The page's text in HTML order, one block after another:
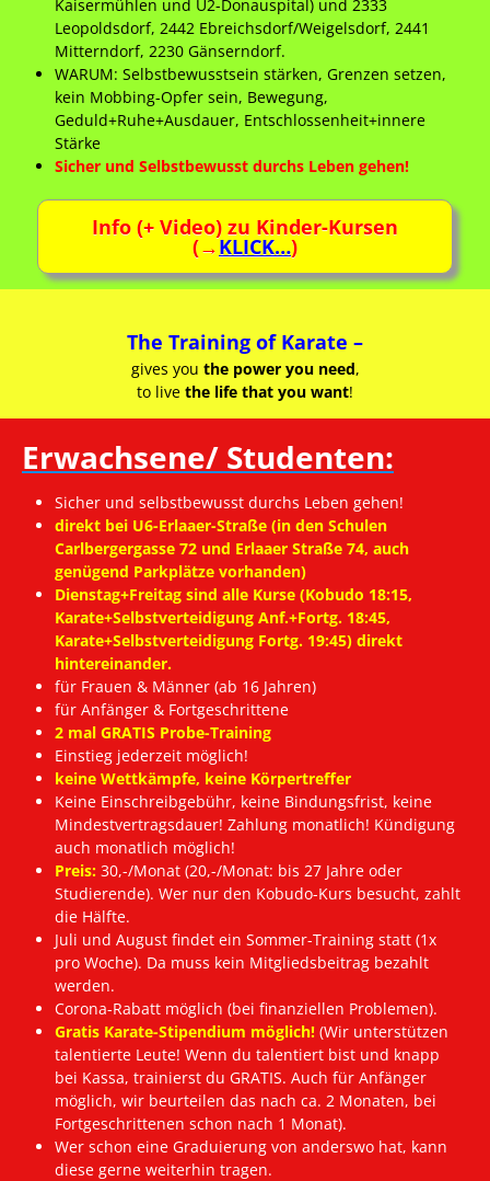
Kaisermühlen und U2-Donauspital) und 2333
Leopoldsdorf, 2442 Ebreichsdorf/Weigelsdorf, 2441
Mitterndorf, 2230 Gänserndorf.
WARUM: Selbstbewusstsein stärken, Grenzen setzen,
kein Mobbing-Opfer sein, Bewegung,
Geduld+Ruhe+Ausdauer, Entschlossenheit+innere
Stärke
Sicher und Selbstbewusst durchs Leben gehen!
Info (+ Video) zu Kinder-Kursen
(→KLICK…)
The Training of Karate –
gives you the power you need,
to live the life that you want!
Erwachsene/ Studenten:
Sicher und selbstbewusst durchs Leben gehen!
direkt bei U6-Erlaaer-Straße (in den Schulen
Carlbergergasse 72 und Erlaaer Straße 74, auch
genügend Parkplätze vorhanden)
Dienstag+Freitag sind alle Kurse (Kobudo 18:15,
Karate+Selbstverteidigung Anf.+Fortg. 18:45,
Karate+Selbstverteidigung Fortg. 19:45) direkt
hintereinander.
für Frauen & Männer (ab 16 Jahren)
für Anfänger & Fortgeschrittene
2 mal GRATIS Probe-Training
Einstieg jederzeit möglich!
keine Wettkämpfe, keine Körpertreffer
Keine Einschreibgebühr, keine Bindungsfrist, keine
Mindestvertragsdauer! Zahlung monatlich! Kündigung
auch monatlich möglich!
Preis: 30,-/Monat (20,-/Monat: bis 27 Jahre oder
Studierende). Wer nur den Kobudo-Kurs besucht, zahlt
die Hälfte.
Juli und August findet ein Sommer-Training statt (1x
pro Woche). Da muss kein Mitgliedsbeitrag bezahlt
werden.
Corona-Rabatt möglich (bei finanziellen Problemen).
Gratis Karate-Stipendium möglich! (Wir unterstützen
talentierte Leute! Wenn du talentiert bist und knapp
bei Kassa, trainierst du GRATIS. Auch für Anfänger
möglich, wir beurteilen das nach ca. 2 Monaten, bei
Fortgeschrittenen schon nach 1 Monat).
Wer schon eine Graduierung von anderswo hat, kann
diese gerne weiterhin tragen.